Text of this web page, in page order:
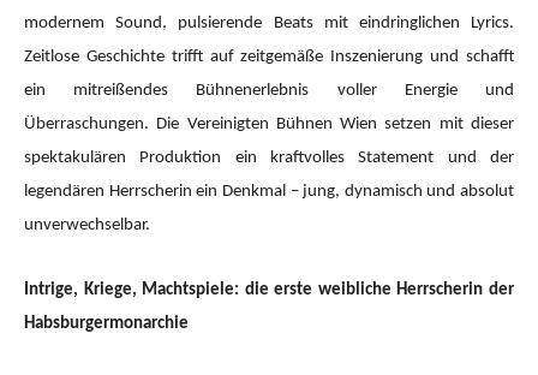
modernem Sound, pulsierende Beats mit eindringlichen Lyrics.
Zeitlose Geschichte trifft auf zeitgemäße Inszenierung und schafft
ein mitreißendes Bühnenerlebnis voller Energie und
Überraschungen. Die Vereinigten Bühnen Wien setzen mit dieser
spektakulären Produktion ein kraftvolles Statement und der
legendären Herrscherin ein Denkmal – jung, dynamisch und absolut
unverwechselbar.
Intrige, Kriege, Machtspiele: die erste weibliche Herrscherin der
Habsburgermonarchie